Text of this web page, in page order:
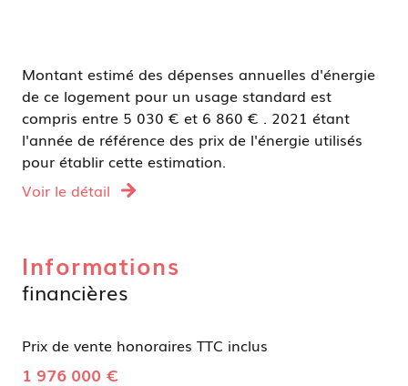
Montant estimé des dépenses annuelles d'énergie
de ce logement pour un usage standard est
compris entre 5 030 € et 6 860 € . 2021 étant
l'année de référence des prix de l'énergie utilisés
pour établir cette estimation.
Voir le détail
Informations
financières
Prix de vente honoraires TTC inclus
1 976 000 €